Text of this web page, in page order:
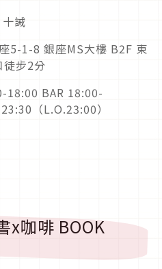
誡
5-1-8 銀座MS大樓 B2F 東
徒步2分
18:00 BAR 18:00-
（L.O.23:00）
x咖啡 BOOK